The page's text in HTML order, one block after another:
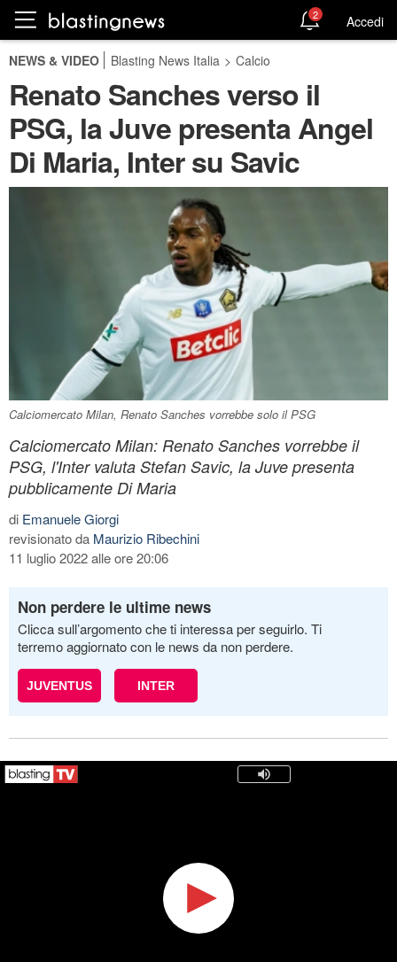
2 Accedi
NEWS & VIDEO Blasting News Italia > Calcio
Renato Sanches verso il
PSG, la Juve presenta Angel
Di Maria, Inter su Savic
Calciomercato Milan, Renato Sanches vorrebbe solo il PSG
Calciomercato Milan: Renato Sanches vorrebbe il
PSG, l'Inter valuta Stefan Savic, la Juve presenta
pubblicamente Di Maria
di Emanuele Giorgi
revisionato da Maurizio Ribechini
11 luglio 2022 alle ore 20:06
Non perdere le ultime news
Clicca sull’argomento che ti interessa per seguirlo. Ti
terremo aggiornato con le news da non perdere.
JUVENTUS INTER